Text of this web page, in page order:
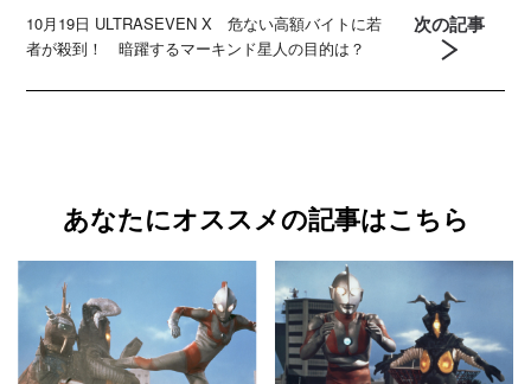
10月19日 ULTRASEVEN X 危ない高額バイトに若
者が殺到！ 暗躍するマーキンド星人の目的は？
次の記事
あなたにオススメの記事はこちら